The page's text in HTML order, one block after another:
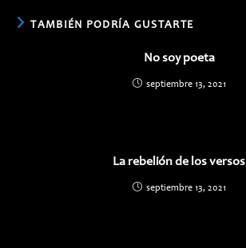
TAMBIÉN PODRÍA GUSTARTE
No soy poeta
septiembre 13, 2021
La rebelión de los versos
septiembre 13, 2021